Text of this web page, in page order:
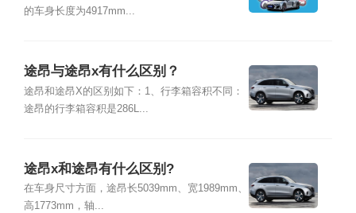
的车身长度为4917mm...
途昂与途昂x有什么区别？
途昂和途昂X的区别如下：1、行李箱容积不同：
途昂的行李箱容积是286L...
途昂x和途昂有什么区别?
在车身尺寸方面，途昂长5039mm、宽1989mm、
高1773mm，轴...